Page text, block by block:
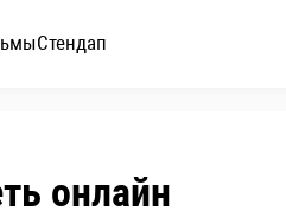
Стендап
онлайн